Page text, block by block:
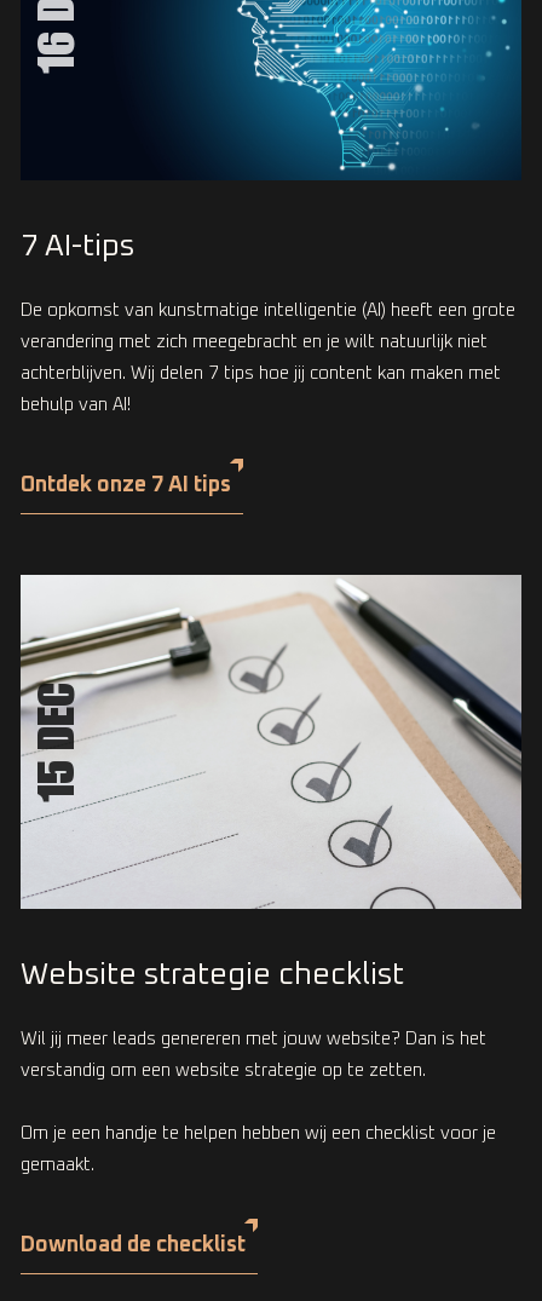
7 AI-tips
De opkomst van kunstmatige intelligentie (AI) heeft een grote
verandering met zich meegebracht en je wilt natuurlijk niet
achterblijven. Wij delen 7 tips hoe jij content kan maken met
behulp van AI!
Ontdek onze 7 AI tips
Website strategie checklist
Wil jij meer leads genereren met jouw website? Dan is het
verstandig om een website strategie op te zetten.
Om je een handje te helpen hebben wij een checklist voor je
gemaakt.
Download de checklist
15 DEC